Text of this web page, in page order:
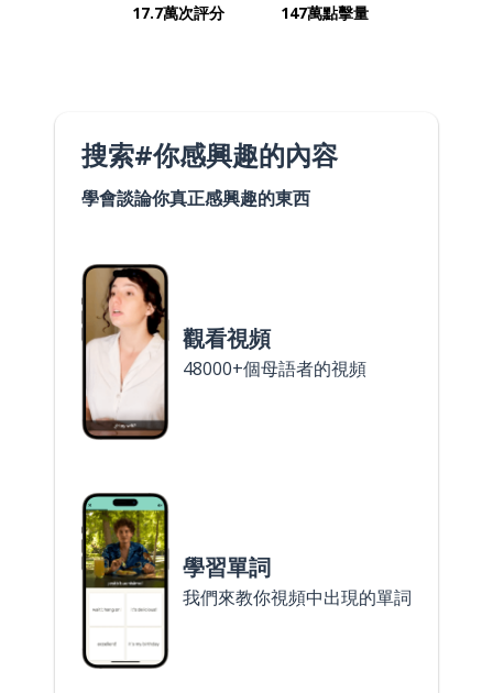
17.7萬次評分 147萬點擊量
搜索#你感興趣的內容
學會談論你真正感興趣的東西
觀看視頻
48000+個母語者的視頻
學習單詞
我們來教你視頻中出現的單詞